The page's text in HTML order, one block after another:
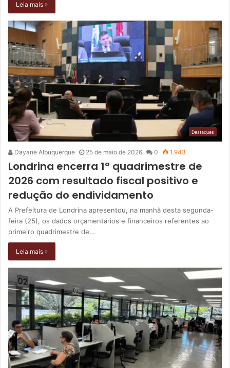
Leia mais »
Destaques
Dayane Albuquerque 25 de maio de 2026 0 1.943
Londrina encerra 1º quadrimestre de
2026 com resultado fiscal positivo e
redução do endividamento
A Prefeitura de Londrina apresentou, na manhã desta segunda-
feira (25), os dados orçamentários e financeiros referentes ao
primeiro quadrimestre de…
Leia mais »